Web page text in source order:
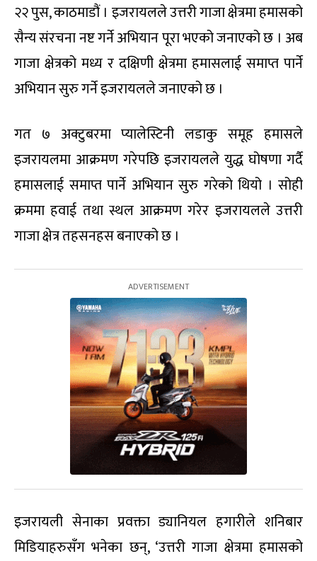
२२ पुस, काठमाडौं । इजरायलले उत्तरी गाजा क्षेत्रमा हमासको
सैन्य संरचना नष्ट गर्ने अभियान पूरा भएको जनाएको छ । अब
गाजा क्षेत्रको मध्य र दक्षिणी क्षेत्रमा हमासलाई समाप्त पार्ने
अभियान सुरु गर्ने इजरायलले जनाएको छ ।
गत ७ अक्टुबरमा प्यालेस्टिनी लडाकु समूह हमासले
इजरायलमा आक्रमण गरेपछि इजरायलले युद्ध घोषणा गर्दै
हमासलाई समाप्त पार्ने अभियान सुरु गरेको थियो । सोही
क्रममा हवाई तथा स्थल आक्रमण गरेर इजरायलले उत्तरी
गाजा क्षेत्र तहसनहस बनाएको छ ।
इजरायली सेनाका प्रवक्ता ड्यानियल हगारीले शनिबार
मिडियाहरुसँग भनेका छन्, ‘उत्तरी गाजा क्षेत्रमा हमासको